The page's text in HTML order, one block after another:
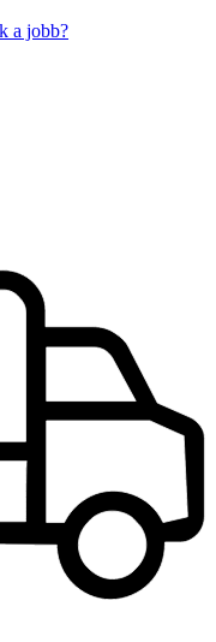
a jobb?